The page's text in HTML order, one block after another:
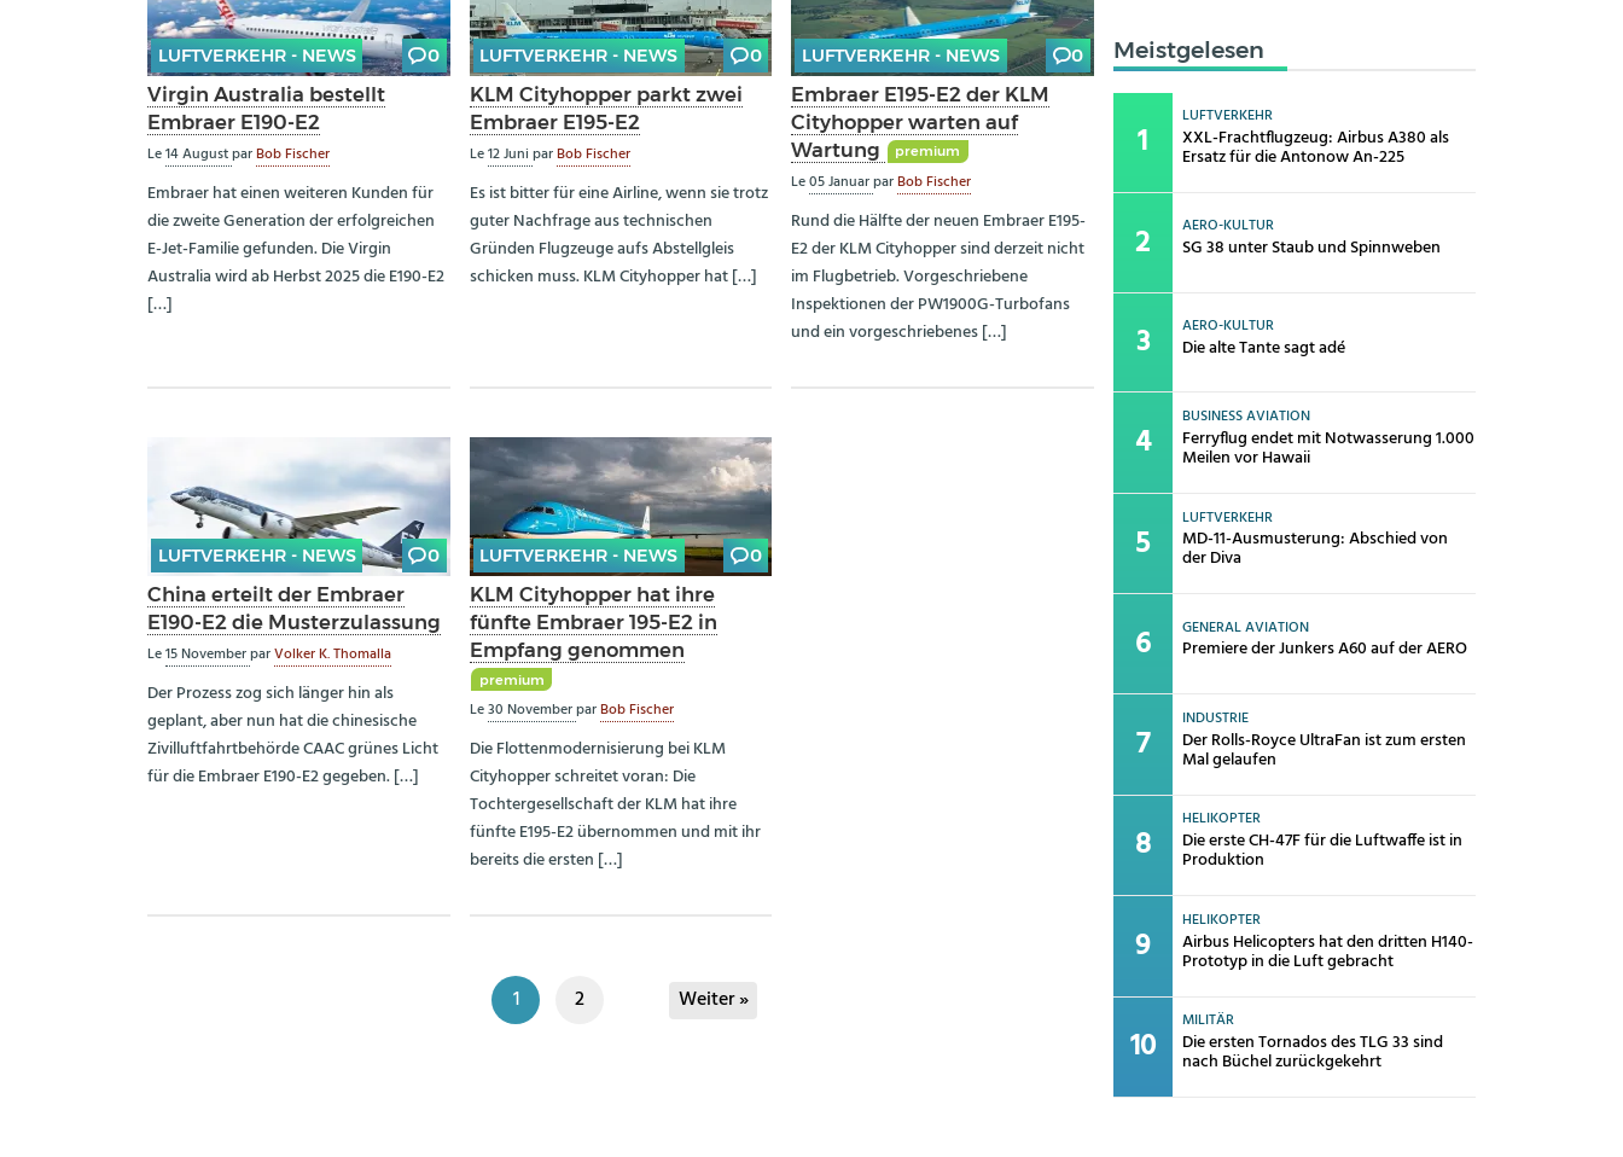
LUFTVERKEHR - NEWS 0
Virgin Australia bestellt
Embraer E190-E2
Le14 AugustparBob Fischer
Embraer hat einen weiteren Kunden für
die zweite Generation der erfolgreichen
E-Jet-Familie gefunden. Die Virgin
Australia wird ab Herbst 2025 die E190-E2
[…]
LUFTVERKEHR - NEWS 0
KLM Cityhopper parkt zwei
Embraer E195-E2
Le12 Juni parBob Fischer
Es ist bitter für eine Airline, wenn sie trotz
guter Nachfrage aus technischen
Gründen Flugzeuge aufs Abstellgleis
schicken muss. KLM Cityhopper hat […]
LUFTVERKEHR - NEWS 0
Embraer E195-E2 der KLM
Cityhopper warten auf
Wartung
premium
Le05 JanuarparBob Fischer
Rund die Hälfte der neuen Embraer E195-
E2 der KLM Cityhopper sind derzeit nicht
im Flugbetrieb. Vorgeschriebene
Inspektionen der PW1900G-Turbofans
und ein vorgeschriebenes […]
LUFTVERKEHR - NEWS 0
China erteilt der Embraer
E190-E2 die Musterzulassung
Le15 NovemberparVolker K. Thomalla
Der Prozess zog sich länger hin als
geplant, aber nun hat die chinesische
Zivilluftfahrtbehörde CAAC grünes Licht
für die Embraer E190-E2 gegeben. […]
LUFTVERKEHR - NEWS 0
KLM Cityhopper hat ihre
fünfte Embraer 195-E2 in
Empfang genommen
premium
Le30 NovemberparBob Fischer
Die Flottenmodernisierung bei KLM
Cityhopper schreitet voran: Die
Tochtergesellschaft der KLM hat ihre
fünfte E195-E2 übernommen und mit ihr
bereits die ersten […]
1 2 Weiter »
Meistgelesen
LUFTVERKEHR
XXL-Frachtflugzeug: Airbus A380 als
Ersatz für die Antonow An-225
AERO-KULTUR
SG 38 unter Staub und Spinnweben
AERO-KULTUR
Die alte Tante sagt adé
BUSINESS AVIATION
Ferryflug endet mit Notwasserung 1.000
Meilen vor Hawaii
LUFTVERKEHR
MD-11-Ausmusterung: Abschied von
der Diva
GENERAL AVIATION
Premiere der Junkers A60 auf der AERO
INDUSTRIE
Der Rolls-Royce UltraFan ist zum ersten
Mal gelaufen
HELIKOPTER
Die erste CH-47F für die Luftwaffe ist in
Produktion
HELIKOPTER
Airbus Helicopters hat den dritten H140-
Prototyp in die Luft gebracht
MILITÄR
Die ersten Tornados des TLG 33 sind
nach Büchel zurückgekehrt